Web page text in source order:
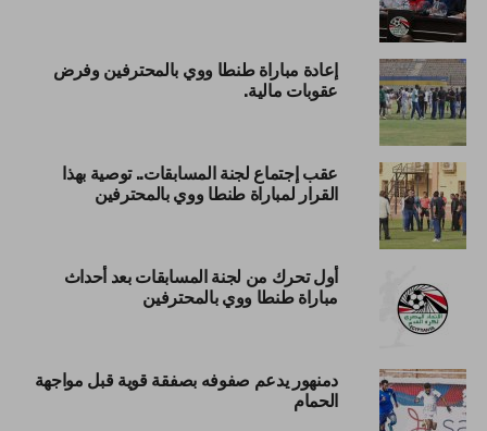
إعادة مباراة طنطا ووي بالمحترفين وفرض
عقوبات مالية.
عقب إجتماع لجنة المسابقات.. توصية بهذا
القرار لمباراة طنطا ووي بالمحترفين
أول تحرك من لجنة المسابقات بعد أحداث
مباراة طنطا ووي بالمحترفين
دمنهور يدعم صفوفه بصفقة قوية قبل مواجهة
الحمام